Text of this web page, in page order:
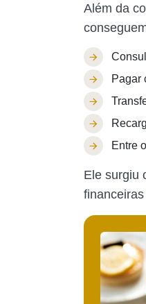
Além da
Pagar
Entre
Ele surgiu